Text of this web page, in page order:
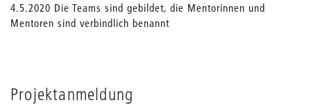
4.5.2020 Die Teams sind gebildet, die Mentorinnen und
Mentoren sind verbindlich benannt
Projektanmeldung